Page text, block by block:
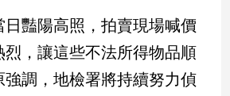
豔陽高照，拍賣現場喊價
烈，讓這些不法所得物品順
強調，地檢署將持續努力偵